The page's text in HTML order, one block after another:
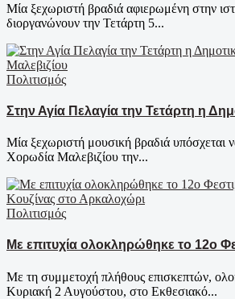
Μία ξεχωριστή βραδιά αφιερωμένη στην
διοργανώνουν την Τετάρτη 5...
Πολιτισμός
Στην Αγία Πελαγία την Τετάρτη η
Μία ξεχωριστή μουσική βραδιά υπόσχεται
Χορωδία Μαλεβιζίου την...
Πολιτισμός
Με επιτυχία ολοκληρώθηκε το 12ο
Με τη συμμετοχή πλήθους επισκεπτών,
Κυριακή 2 Αυγούστου, στο Εκθεσιακό...